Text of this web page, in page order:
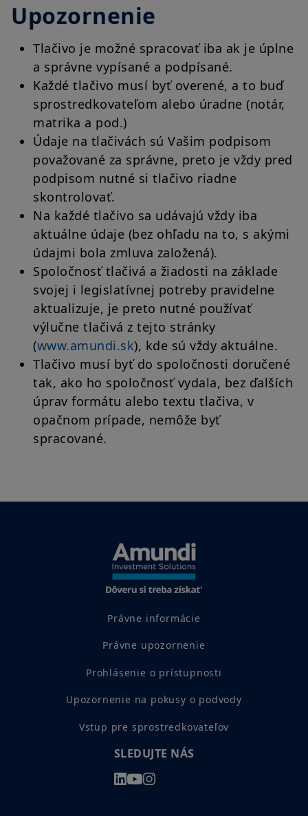
upozornení. Vstupom na naše webové stránky potvrdzujete, že
ste sa s týmito podmienkami prístupu zoznámili a že s nimi
Upozornenie
Tlačivo je možné spracovať iba ak je úplne
a správne vypísané a podpísané.
Každé tlačivo musí byť overené, a to buď
sprostredkovateľom alebo úradne (notár,
matrika a pod.)
Údaje na tlačivách sú Vašim podpisom
považované za správne, preto je vždy pred
podpisom nutné si tlačivo riadne
skontrolovať.
Na každé tlačivo sa udávajú vždy iba
aktuálne údaje (bez ohľadu na to, s akými
údajmi bola zmluva založená).
Spoločnosť tlačivá a žiadosti na základe
svojej i legislatívnej potreby pravidelne
aktualizuje, je preto nutné používať
výlučne tlačivá z tejto stránky
(www.amundi.sk), kde sú vždy aktuálne.
Tlačivo musí byť do spoločnosti doručené
tak, ako ho spoločnosť vydala, bez ďalších
úprav formátu alebo textu tlačiva, v
opačnom prípade, nemôže byť
spracované.
Právne informácie
Právne upozornenie
Prohlásenie o prístupnosti
Upozornenie na pokusy o podvody
Vstup pre sprostredkovateľov
SLEDUJTE NÁS